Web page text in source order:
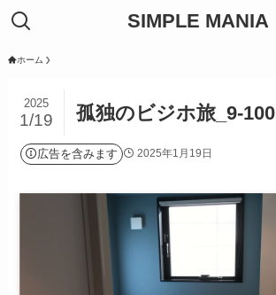
SIMPLE MANIA
ホーム
孤独のビジホ旅_9-100
2025
1/19
広告を含みます 2025年1月19日